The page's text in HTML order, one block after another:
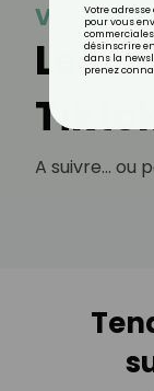
Vu sur
Les
A suivre... ou
Votre
pour vous
désinscrire
dans la
prenez